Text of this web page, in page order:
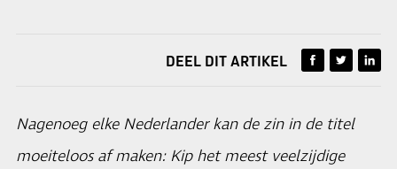
DEEL DIT ARTIKEL
Nagenoeg elke Nederlander kan de zin in de titel
moeiteloos af maken: Kip het meest veelzijdige